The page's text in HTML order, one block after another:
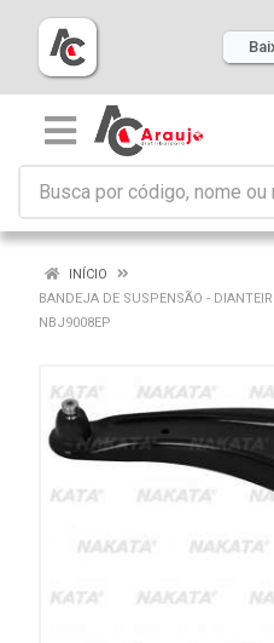
INÍCIO
BANDEJA DE SUSPENSÃO -
NBJ9008EP